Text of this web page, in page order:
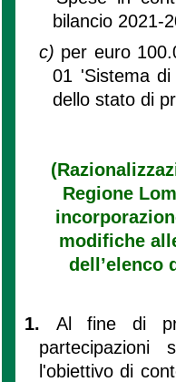
bilancio 2021-
c) per euro
01 'Sistema
dello stato di
Regione
modifiche
dell’elenco
1. Al fine di
partecipazioni
l'obiettivo di